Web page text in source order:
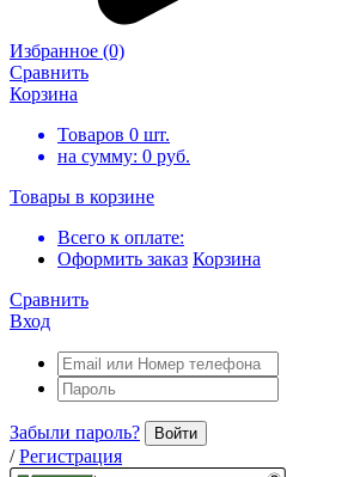
Избранное (0)
Сравнить
Корзина
Товаров 0 шт.
на сумму: 0 руб.
Товары в корзине
Всего к оплате:
Оформить заказ Корзина
Сравнить
Вход
Забыли пароль? Войти
/ Регистрация